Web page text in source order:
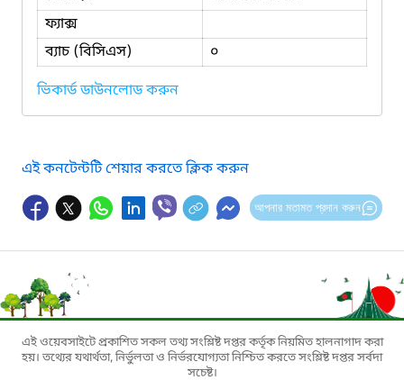
ফ্যাক্স
ব্যাচ (বিসিএস)
০
ভিকার্ড ডাউনলোড করুন
এই কনটেন্টটি শেয়ার করতে ক্লিক করুন
আপনার মতামত প্রদান করুন
এই ওয়েবসাইটে প্রকাশিত সকল তথ্য সংশ্লিষ্ট দপ্তর কর্তৃক নিয়মিত হালনাগাদ করা
হয়। তথ্যের যথার্থতা, নির্ভুলতা ও নির্ভরযোগ্যতা নিশ্চিত করতে সংশ্লিষ্ট দপ্তর সর্বদা
সচেষ্ট।